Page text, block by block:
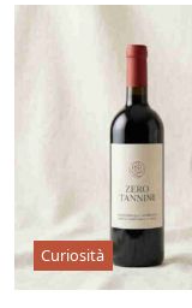
Curiosità